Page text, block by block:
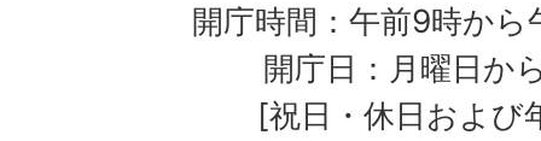
開庁時間：午前9時か
開庁日：月曜日か
[祝日・休日および